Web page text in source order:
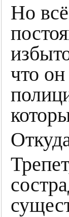
Но
что